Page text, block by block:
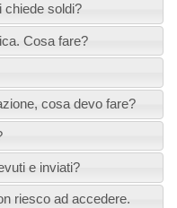
chiede soldi?
Cosa fare?
cosa devo fare?
e inviati?
riesco ad accedere.